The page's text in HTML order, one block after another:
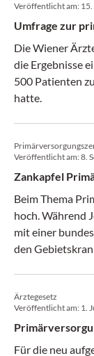
Veröffentlicht am: 15.
Umfrage zur
Die Wiener
die Ergebnisse
500 Patienten
hatte.
Veröffentlicht am:8.
Zankapfel
Beim Thema
hoch. Während
mit einer
den
obwohl der
erst in den
hofft auf
Der
Ärztegesetz
Veröffentlicht am: 1.
Für die neu